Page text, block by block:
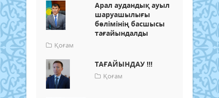
Арал аудандық ауыл
шаруашылығы
бөлімінің басшысы
тағайындалды
Қоғам
ТАҒАЙЫНДАУ !!!
Қоғам